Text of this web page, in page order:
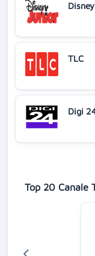
TLC
Digi
Top 20 Canale